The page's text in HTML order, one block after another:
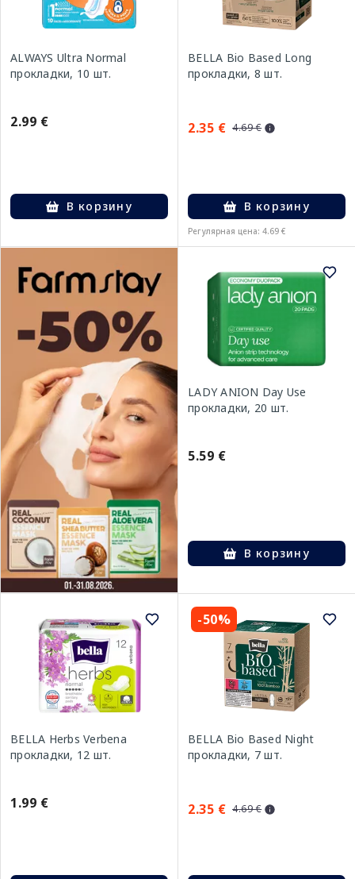
ALWAYS Ultra Normal
прокладки, 10 шт.
2.99 €
В корзину
BELLA Bio Based Long
прокладки, 8 шт.
2.35 € 4.69 €
В корзину
Регулярная цена: 4.69 €
LADY ANION Day Use
прокладки, 20 шт.
5.59 €
В корзину
BELLA Herbs Verbena
прокладки, 12 шт.
1.99 €
-50%
BELLA Bio Based Night
прокладки, 7 шт.
2.35 € 4.69 €